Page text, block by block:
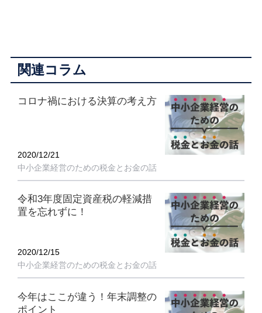
関連コラム
コロナ禍における決算の考え方
2020/12/21
中小企業経営のための税金とお金の話
令和3年度固定資産税の軽減措
置を忘れずに！
2020/12/15
中小企業経営のための税金とお金の話
今年はここが違う！年末調整の
ポイント